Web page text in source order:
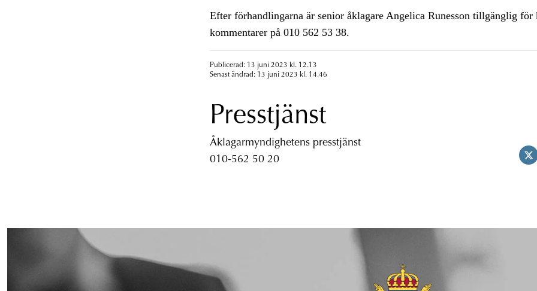
Efter förhandlingarna är senior åklagare Angelica Runesson tillgänglig för
kommentarer på 010 562 53 38.
Publicerad: 13 juni 2023 kl. 12.13
Senast ändrad: 13 juni 2023 kl. 14.46
Presstjänst
Åklagarmyndighetens presstjänst
010-562 50 20